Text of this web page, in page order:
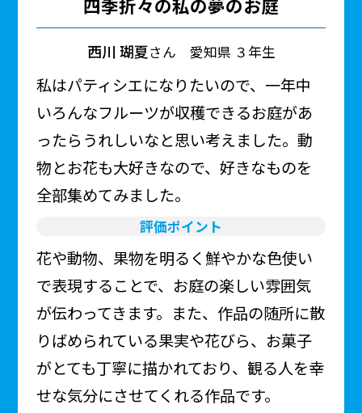
四季折々の私の夢のお庭
西川 瑚夏さん 愛知県 ３年生
私はパティシエになりたいので、一年中
いろんなフルーツが収穫できるお庭があ
ったらうれしいなと思い考えました。動
物とお花も大好きなので、好きなものを
全部集めてみました。
評価ポイント
花や動物、果物を明るく鮮やかな色使い
で表現することで、お庭の楽しい雰囲気
が伝わってきます。また、作品の随所に散
りばめられている果実や花びら、お菓子
がとても丁寧に描かれており、観る人を幸
せな気分にさせてくれる作品です。